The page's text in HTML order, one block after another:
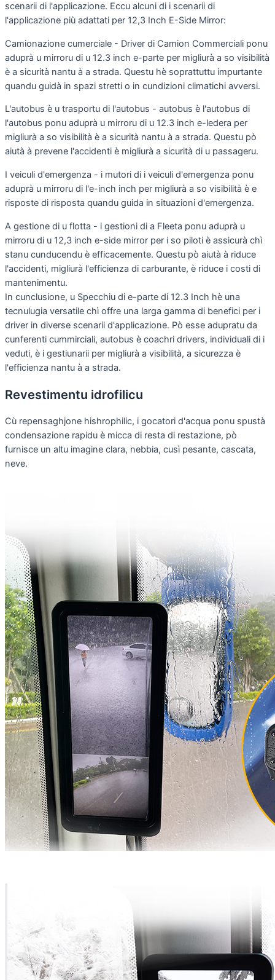
scenarii di l'applicazione. Eccu alcuni di i scenarii di
l'applicazione più adattati per 12,3 Inch E-Side Mirror:
Camionazione cumerciale - Driver di Camion Commerciali ponu
aduprà u mirroru di u 12.3 inch e-parte per migliurà a so visibilità
è a sicurità nantu à a strada. Questu hè soprattuttu impurtante
quandu guidà in spazi stretti o in cundizioni climatichi avversi.
L'autobus è u trasportu di l'autobus - autobus è l'autobus di
l'autobus ponu aduprà u mirroru di u 12.3 inch e-ledera per
migliurà a so visibilità è a sicurità nantu à a strada. Questu pò
aiutà à prevene l'accidenti è migliurà a sicurità di u passageru.
I veiculi d'emergenza - i mutori di i veiculi d'emergenza ponu
aduprà u mirroru di l'e-inch inch per migliurà a so visibilità è e
risposte di risposta quandu guida in situazioni d'emergenza.
A gestione di u flotta - i gestioni di a Fleeta ponu aduprà u
mirroru di u 12,3 inch e-side mirror per i so piloti è assicurà chì
stanu cunducendu è efficacemente. Questu pò aiutà à riduce
l'accidenti, migliurà l'efficienza di carburante, è riduce i costi di
mantenimentu.
In cunclusione, u Specchiu di e-parte di 12.3 Inch hè una
tecnulugia versatile chì offre una larga gamma di benefici per i
driver in diverse scenarii d'applicazione. Pò esse adupratu da
cunferenti cummirciali, autobus è coachri drivers, individuali di i
veduti, è i gestiunarii per migliurà a visibilità, a sicurezza è
l'efficienza nantu à a strada.
Revestimentu idrofilicu
Cù repensaghjone hishrophilic, i gocatori d'acqua ponu spustà
condensazione rapidu è micca di resta di restazione, pò
furnisce un altu imagine clara, nebbia, cusì pesante, cascata,
neve.